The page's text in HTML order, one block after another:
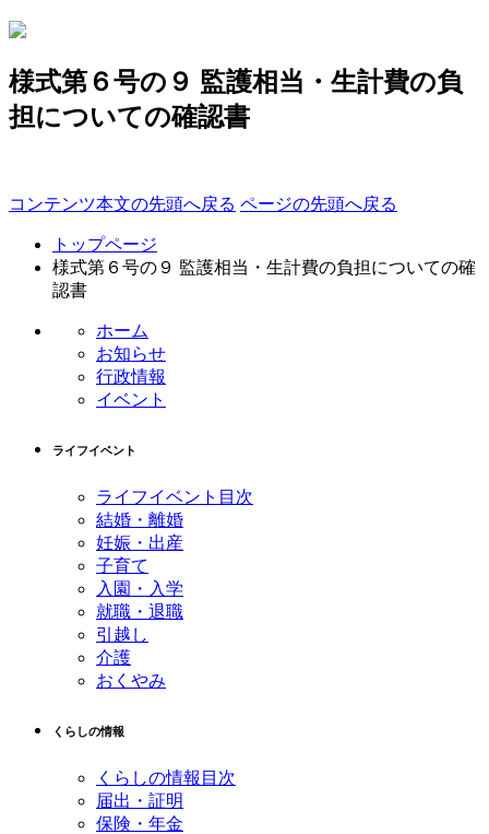
様式第６号の９ 監護相当・生計費の負
担についての確認書
コンテンツ本文の先頭へ戻る ページの先頭へ戻る
トップページ
様式第６号の９ 監護相当・生計費の負担についての確
認書
ホーム
お知らせ
行政情報
イベント
ライフイベント
ライフイベント目次
結婚・離婚
妊娠・出産
子育て
入園・入学
就職・退職
引越し
介護
おくやみ
くらしの情報
くらしの情報目次
届出・証明
保険・年金